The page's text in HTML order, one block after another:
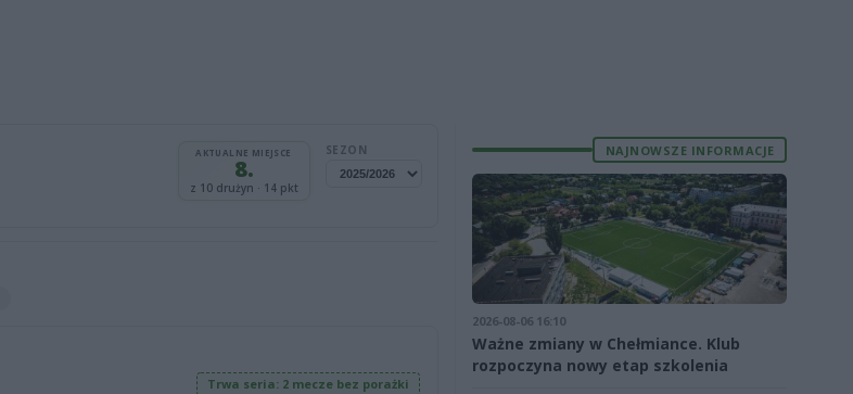
AKTUALNE MIEJSCE
8.
z 10 drużyn · 14 pkt
SEZON
Trwa seria: 2 mecze bez porażki
NAJNOWSZE INFORMACJE
2026-08-06 16:10
Ważne zmiany w Chełmiance. Klub
rozpoczyna nowy etap szkolenia